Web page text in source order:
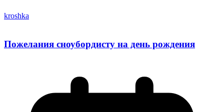
kroshka
Пожелания сноубордисту на день рождения